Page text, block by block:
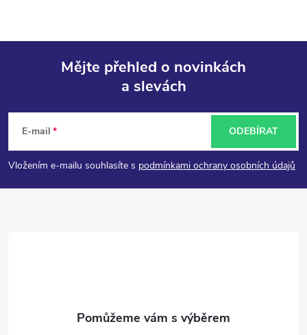
p
Mějte přehled o novinkách
a slevách
E-mail
Vložením e-mailu souhlasíte s podmínkami ochrany osobních údajů
ODEBÍRAT